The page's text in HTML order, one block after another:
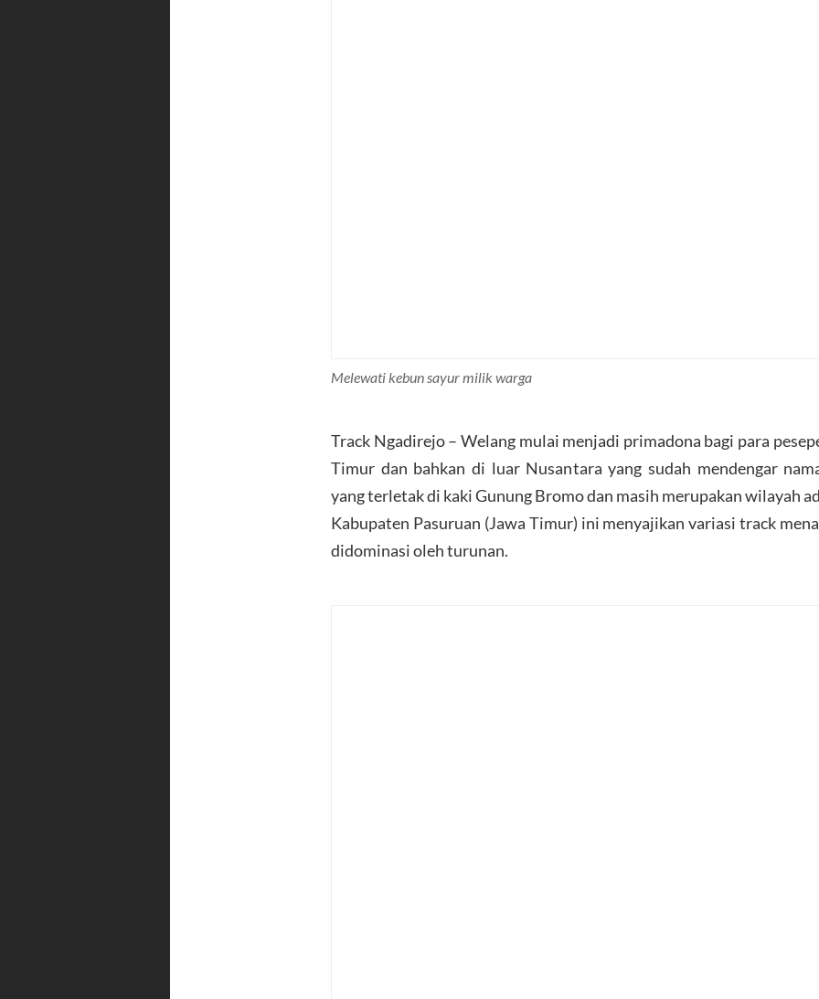
Melewati kebun sayur milik warga
Track Ngadirejo – Welang mulai menjadi primadona bagi para
Timur dan bahkan di luar Nusantara yang sudah mendengar
yang terletak di kaki Gunung Bromo dan masih merupakan wilayah
Kabupaten Pasuruan (Jawa Timur) ini menyajikan variasi track
didominasi oleh turunan.